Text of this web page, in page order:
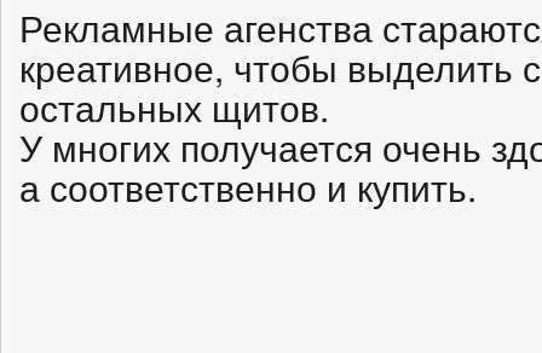
Рекламные агенства
креативное, чтобы выделить
остальных щитов.
У многих получается очень
а соответственно и купить.